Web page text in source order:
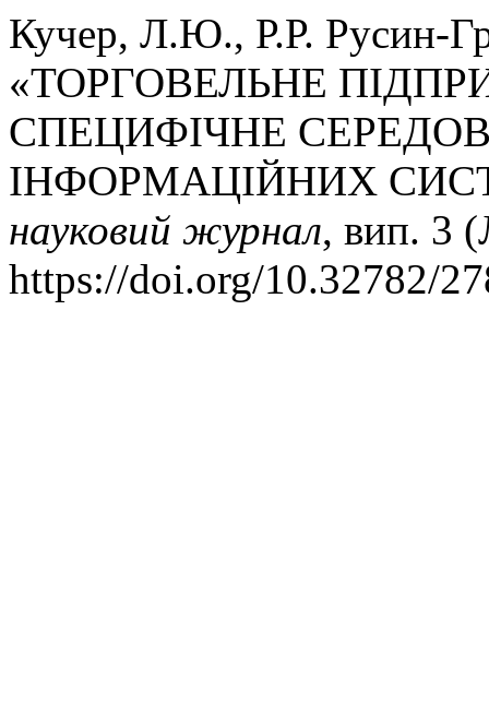
Кучер, Л.Ю., Р.Р. Русин-
«ТОРГОВЕЛЬНЕ
СПЕЦИФІЧНЕ
ІНФОРМАЦІЙНИХ
науковий журнал, вип. 3
https://doi.org/10.32782/